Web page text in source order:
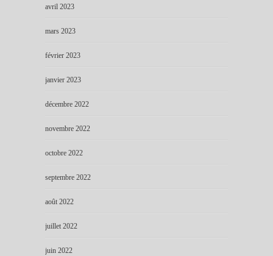
avril 2023
mars 2023
février 2023
janvier 2023
décembre 2022
novembre 2022
octobre 2022
septembre 2022
août 2022
juillet 2022
juin 2022